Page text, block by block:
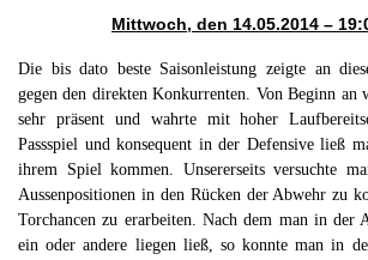
Mittwoch, den 14.05.2014 –
Die bis dato beste Saisonleistung zeigte an
gegen den direkten Konkurrenten. Von Beginn an
sehr präsent und wahrte mit hoher
Passspiel und konsequent in der Defensive ließ
ihrem Spiel kommen. Unsererseits versuchte
Aussenpositionen in den Rücken der Abwehr zu
Torchancen zu erarbeiten. Nach dem man in der
ein oder andere liegen ließ, so konnte man in